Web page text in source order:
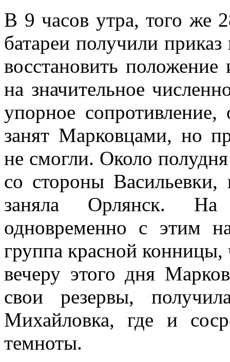
В 9 часов утра, того же
батареи получили
восстановить
на значительное
упорное
занят Марковцами, но
не смогли. Около
со стороны Васильевки,
заняла Орлянск.
одновременно с этим
группа красной
вечеру этого дня
свои резервы,
Михайловка, где и
темноты.